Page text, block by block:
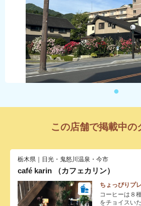
この店舗で掲載中の
栃木県｜日光・鬼怒川温泉・今市
café karin （カフェカリン）
ちょっぴりプ
コーヒーは８
をチョイスい